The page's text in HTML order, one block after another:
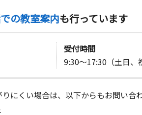
の教室案内も行っています
受付時間
9:30～17:30（土日、
にくい場合は、以下からもお問い合